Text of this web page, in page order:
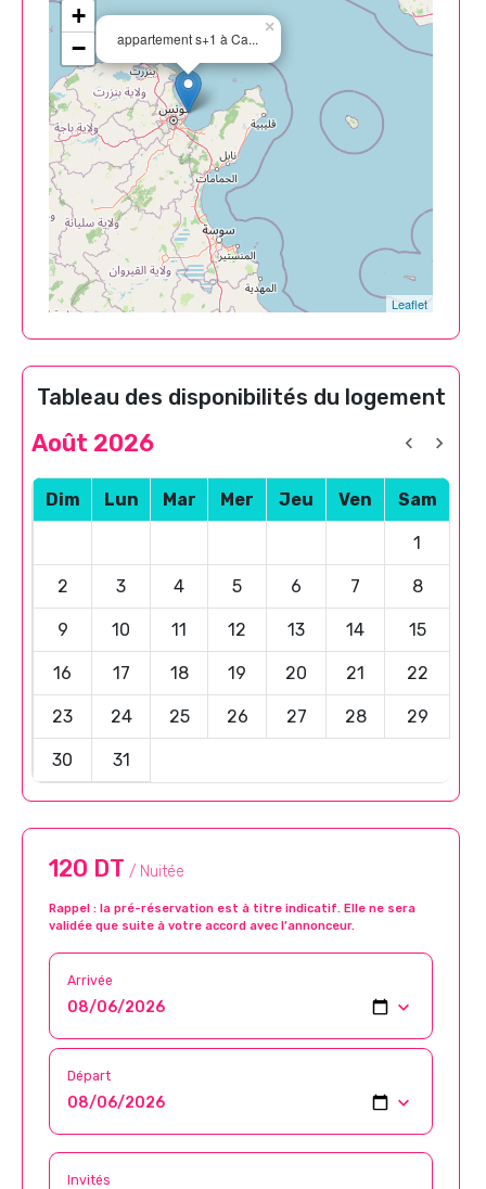
appartement s+1 à Ca...
×
+
−
Leaflet
Tableau des disponibilités du logement
Août 2026
Dim Lun Mar Mer Jeu Ven Sam
1
2 3 4 5 6 7 8
9 10 11 12 13 14 15
16 17 18 19 20 21 22
23 24 25 26 27 28 29
30 31
120 DT / Nuitée
Rappel : la pré-réservation est à titre indicatif. Elle ne sera
validée que suite à votre accord avec l’annonceur.
Arrivée
Départ
Invités